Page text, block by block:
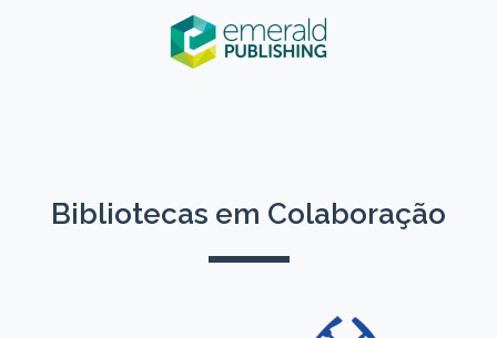
Bibliotecas em Colaboração